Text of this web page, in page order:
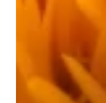
Technologies